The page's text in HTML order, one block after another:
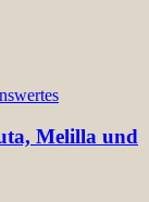
Melilla und